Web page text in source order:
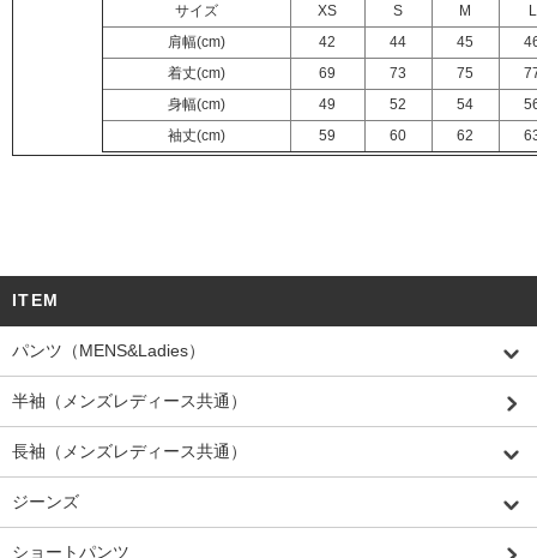
サイズ XS S M
L
肩幅(cm)
42 44 45
着丈(cm)
69 73 75
身幅(cm)
49 52 54
袖丈(cm)
59 60 62
ITEM
パンツ（MENS&Ladies）
半袖（メンズレディース共通）
長袖（メンズレディース共通）
ジーンズ
ショートパンツ